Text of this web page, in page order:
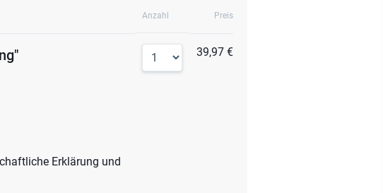
Anzahl Preis
Erklärung und
39,97 €